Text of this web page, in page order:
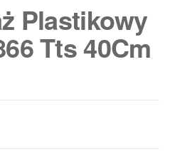
Plastikowy
Tts 40Cm